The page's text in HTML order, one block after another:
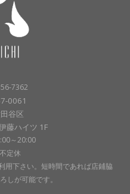
7362
0061
谷区
藤ハイツ 1F
～20:00
定休
用下さい。短時間であれば店鋪脇
しが可能です。